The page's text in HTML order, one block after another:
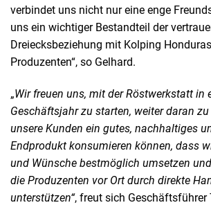
verbindet uns nicht nur eine enge
uns ein wichtiger Bestandteil der
Dreiecksbeziehung mit Kolping
Produzenten“, so Gelhard.
„Wir freuen uns, mit der Röstwerkstatt in
Geschäftsjahr zu starten, weiter daran
unsere Kunden ein gutes, nachhaltiges
Endprodukt konsumieren können, dass
und Wünsche bestmöglich umsetzen
die Produzenten vor Ort durch direkte
unterstützen“, freut sich Geschäftsführer